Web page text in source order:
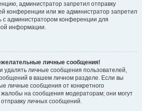
администратор запретил отправку
конференции или же администратор запретил
с администратором конференции для
информации.
личные сообщения!
удалять личные сообщения пользователей,
в вашем личном разделе. Если вы
личные сообщения от конкретного
жалобы на сообщения модераторам; они могут
личных сообщений.